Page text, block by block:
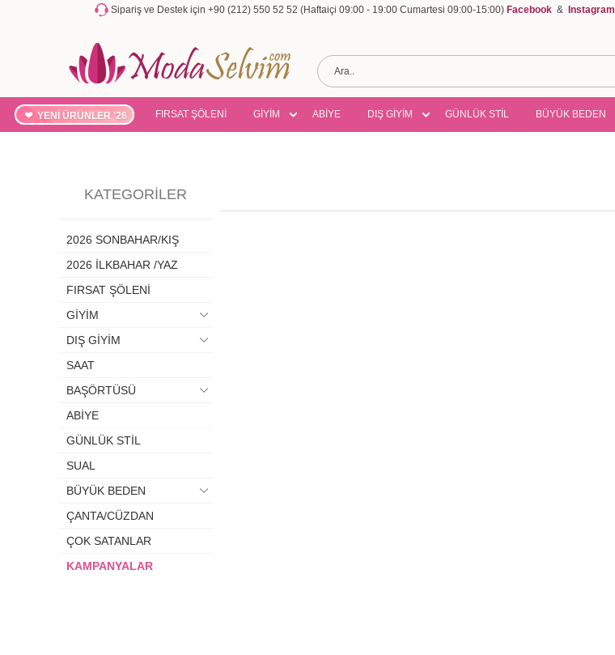
Sipariş ve Destek için +90 (212) 550 52 52 (Haftaiçi 09:00 - 19:00 Cumartesi 09:00-15:00) Facebook & Instagram
YENİ ÜRÜNLER '26 FIRSAT ŞÖLENİ GİYİM ABİYE DIŞ GİYİM GÜNLÜK STİL BÜYÜK BEDEN
KATEGORILER
2026 SONBAHAR/KIŞ
2026 İLKBAHAR /YAZ
FIRSAT ŞÖLENİ
GİYİM
DIŞ GİYİM
SAAT
BAŞÖRTÜSÜ
ABİYE
GÜNLÜK STİL
SUAL
BÜYÜK BEDEN
ÇANTA/CÜZDAN
ÇOK SATANLAR
KAMPANYALAR